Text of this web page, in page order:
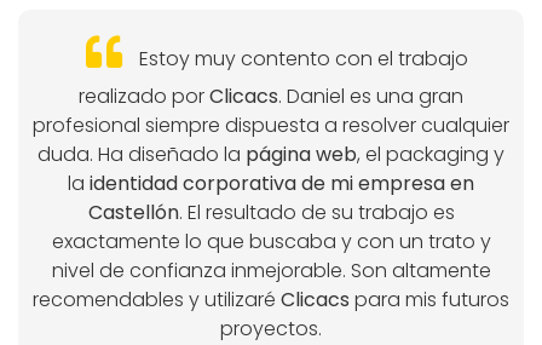
Estoy muy contento con el trabajo
realizado porClicacs. Daniel es una gran
profesional siempre dispuesta a resolver cualquier
duda. Ha diseñado la página web, el packaging y
la identidad corporativa de mi empresa en
Castellón. El resultado de su trabajo es
exactamente lo que buscaba y con un trato y
nivel de confianza inmejorable. Son altamente
recomendables y utilizaré Clicacs para mis futuros
proyectos.